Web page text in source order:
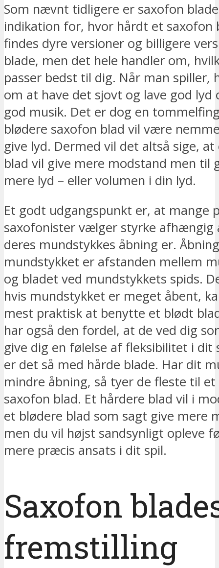
Som nævnt tidligere er saxofon
indikation for, hvor hårdt et saxofon
findes dyre versioner og billigere
blade, men det hele handler om,
passer bedst til dig. Når man spiller,
om at have det sjovt og lave god lyd
god musik. Det er dog en
blødere saxofon blad vil være
give lyd. Dermed vil det altså sige,
blad vil give mere modstand men til
mere lyd – eller volumen i din lyd.
Et godt udgangspunkt er, at mange
saxofonister vælger styrke afhængig
deres mundstykkes åbning er.
mundstykket er afstanden mellem
og bladet ved mundstykkets spids.
hvis mundstykket er meget åbent,
mest praktisk at benytte et blødt
har også den fordel, at de ved dig
give dig en følelse af fleksibilitet i dit
er det så med hårde blade. Har dit
mindre åbning, så tyer de fleste til
saxofon blad. Et hårdere blad vil i
et blødere blad som sagt give mere
men du vil højst sandsynligt opleve
mere præcis ansats i dit spil.
Saxofon
fremstilling